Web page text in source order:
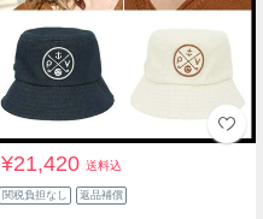
¥21,420送料込
関税負担なし 返品補償